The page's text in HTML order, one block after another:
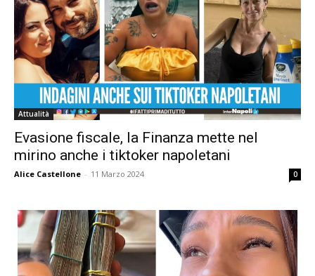
Attualità
Evasione fiscale, la Finanza mette nel
mirino anche i tiktoker napoletani
Alice Castellone - 11 Marzo 2024 0